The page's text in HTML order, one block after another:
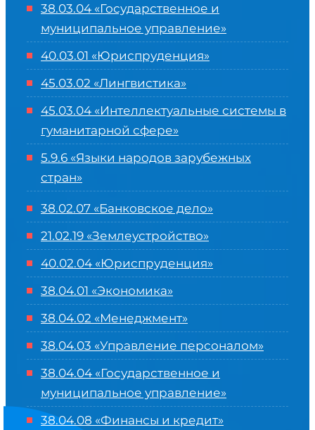
38.03.04 «Государственное и
муниципальное управление»
40.03.01 «Юриспруденция»
45.03.02 «Лингвистика»
45.03.04 «Интеллектуальные системы в
гуманитарной сфере»
5.9.6 «Языки народов зарубежных
стран»
38.02.07 «Банковское дело»
21.02.19 «Землеустройство»
40.02.04 «Юриспруденция»
38.04.01 «Экономика»
38.04.02 «Менеджмент»
38.04.03 «Управление персоналом»
38.04.04 «Государственное и
муниципальное управление»
38.04.08 «Финансы и кредит»